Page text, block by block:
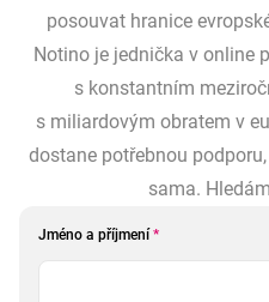
posouvat hranice
Notino je jednička v online
s konstantním
s miliardovým obratem v
dostane potřebnou
sama.
Jméno a příjmení *